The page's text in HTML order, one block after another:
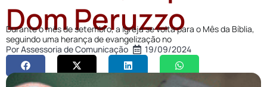
Dom Peruzzo
Durante o mês de setembro, a Igreja se volta para o Mês da Bíblia,
seguindo uma herança de evangelização no
PorAssessoria de Comunicação 19/09/2024